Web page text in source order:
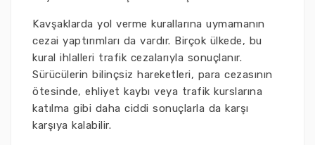
Kavşaklarda yol verme kurallarına uymamanın
cezai yaptırımları da vardır. Birçok ülkede, bu
kural ihlalleri trafik cezalarıyla sonuçlanır.
Sürücülerin bilinçsiz hareketleri, para cezasının
ötesinde, ehliyet kaybı veya trafik kurslarına
katılma gibi daha ciddi sonuçlarla da karşı
karşıya kalabilir.